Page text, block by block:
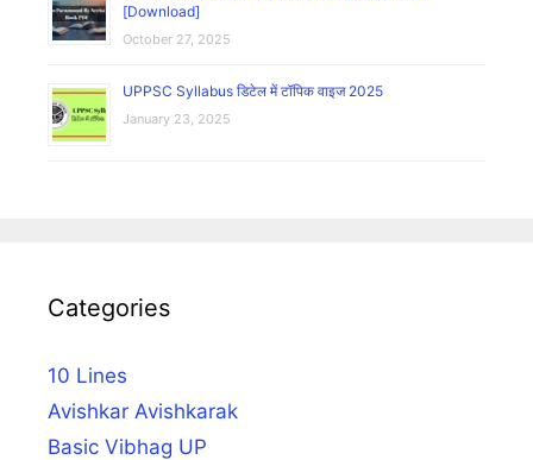
[Download]
October 27, 2025
UPPSC Syllabus डिटेल में टॉपिक वाइज 2025
January 23, 2025
Categories
10 Lines
Avishkar Avishkarak
Basic Vibhag UP